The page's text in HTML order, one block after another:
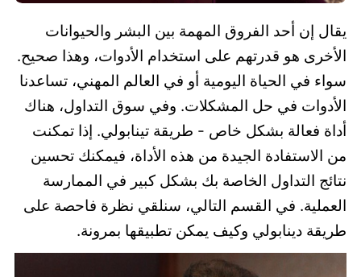
يقال إن أحد الفروق المهمة بين البشر والحيوانات
الأخرى هو قدرتهم على استخدام الأدوات، وهذا صحيح.
سواء في الحياة اليومية أو في العالم المهني، تساعدنا
الأدوات في حل المشكلات. وفي سوق التداول، هناك
أداة فعالة بشكل خاص - طريقة تينابولي. إذا تمكنت
من الاستفادة الجيدة من هذه الأداة، فيمكنك تحسين
نتائج التداول الخاصة بك بشكل كبير في الممارسة
العملية. في القسم التالي، سنلقي نظرة فاحصة على
طريقة دينابولي وكيف يمكن تطبيقها بمرونة.